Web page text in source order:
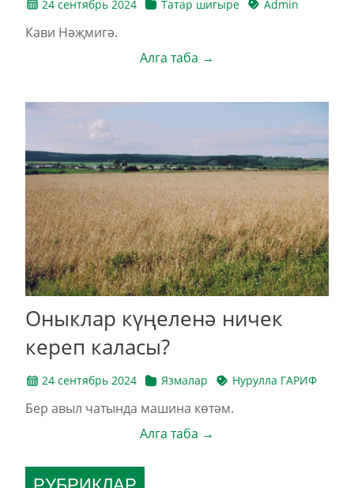
24 сентябрь 2024 Татар шигыре Admin
Кави Нәҗмигә.
Алга таба →
Оныклар күңеленә ничек
кереп каласы?
24 сентябрь 2024 Язмалар Нурулла ГАРИФ
Бер авыл чатында машина көтәм.
Алга таба →